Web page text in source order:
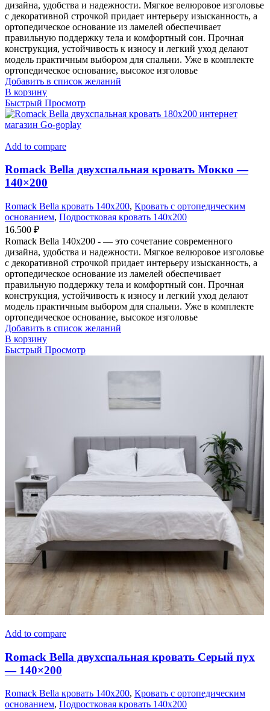
дизайна, удобства и надежности. Мягкое велюровое изголовье
с декоративной строчкой придает интерьеру изысканность, а
ортопедическое основание из ламелей обеспечивает
правильную поддержку тела и комфортный сон. Прочная
конструкция, устойчивость к износу и легкий уход делают
модель практичным выбором для спальни. Уже в комплекте
ортопедическое основание, высокое изголовье
Добавить в список желаний
В корзину
Быстрый Просмотр
Add to compare
Romack Bella двухспальная кровать Мокко —
140×200
Romack Bella кровать 140x200, Кровать с ортопедическим
основанием, Подростковая кровать 140x200
16.500 ₽
Romack Bella 140x200 - — это сочетание современного
дизайна, удобства и надежности. Мягкое велюровое изголовье
с декоративной строчкой придает интерьеру изысканность, а
ортопедическое основание из ламелей обеспечивает
правильную поддержку тела и комфортный сон. Прочная
конструкция, устойчивость к износу и легкий уход делают
модель практичным выбором для спальни. Уже в комплекте
ортопедическое основание, высокое изголовье
Добавить в список желаний
В корзину
Быстрый Просмотр
Add to compare
Romack Bella двухспальная кровать Серый пух
— 140×200
Romack Bella кровать 140x200, Кровать с ортопедическим
основанием, Подростковая кровать 140x200